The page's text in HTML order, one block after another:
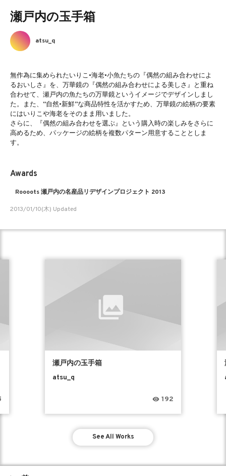
瀬戸内の玉手箱
atsu_q
無作為に集められたいりこ•海老•小魚たちの『偶然の組み合わせによ
るおいしさ』を、万華鏡の『偶然の組み合わせによる美しさ』と重ね
合わせて、瀬戸内の魚たちの万華鏡というイメージでデザインしまし
た。また、“自然•新鮮”な商品特性を活かすため、万華鏡の絵柄の要素
にはいりこや海老をそのまま用いました。
さらに、『偶然の組み合わせを選ぶ』という購入時の楽しみをさらに
高めるため、パッケージの絵柄を複数パターン用意することとしま
す。
Awards
Roooots 瀬戸内の名産品リデザインプロジェクト 2013
2013/01/10(木) Updated
瀬戸内の玉手箱
atsu_q
192
See All Works